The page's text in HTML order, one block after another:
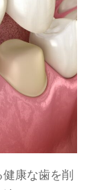
康な歯を削